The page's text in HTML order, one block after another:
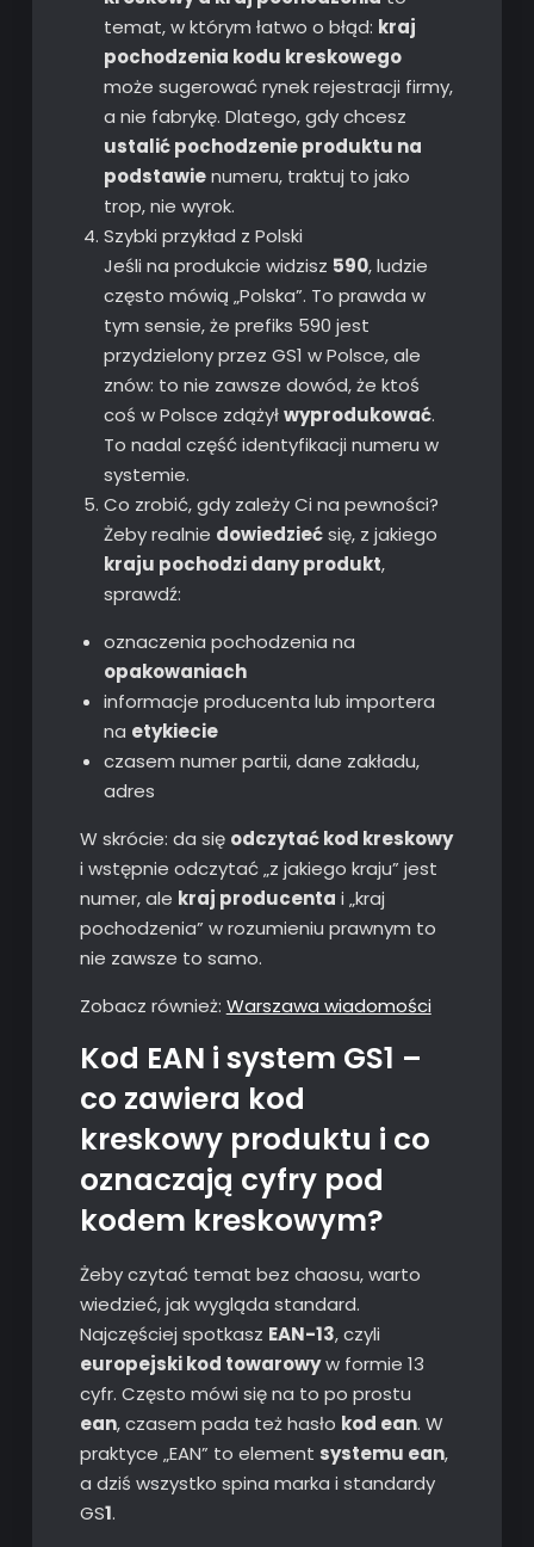
temat, w którym łatwo o błąd: kraj
pochodzenia kodu kreskowego
może sugerować rynek rejestracji firmy,
a nie fabrykę. Dlatego, gdy chcesz
ustalić pochodzenie produktu na
podstawienumeru, traktuj to jako
trop, nie wyrok.
Szybki przykład z Polski
Jeśli na produkcie widzisz 590, ludzie
często mówią „Polska”. To prawda w
tym sensie, że prefiks 590 jest
przydzielony przez GS1 w Polsce, ale
znów: to nie zawsze dowód, że ktoś
coś w Polsce zdążyłwyprodukować.
To nadal część identyfikacji numeru w
systemie.
Co zrobić, gdy zależy Ci na pewności?
Żeby realnie dowiedziećsię, z jakiego
kraju pochodzi dany produkt,
sprawdź:
oznaczenia pochodzenia na
opakowaniach
informacje producenta lub importera
na etykiecie
czasem numer partii, dane zakładu,
adres
W skrócie: da się odczytać kod kreskowy
i wstępnie odczytać „z jakiego kraju” jest
numer, ale kraj producenta i „kraj
pochodzenia” w rozumieniu prawnym to
nie zawsze to samo.
Zobacz również: Warszawa wiadomości
Kod EAN i system GS1 –
co zawiera kod
kreskowy produktu i co
oznaczają cyfry pod
kodem kreskowym?
Żeby czytać temat bez chaosu, warto
wiedzieć, jak wygląda standard.
Najczęściej spotkasz EAN-13, czyli
europejski kod towarowyw formie 13
cyfr. Często mówi się na to po prostu
ean, czasem pada też hasło kod ean. W
praktyce „EAN” to element systemu ean,
a dziś wszystko spina marka i standardy
GS1.